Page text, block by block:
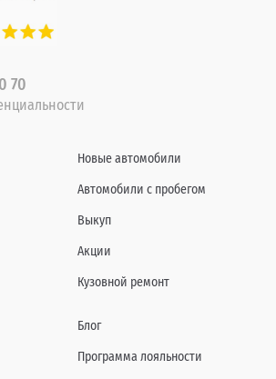
70
Новые автомобили
Автомобили с пробегом
Выкуп
Акции
Кузовной ремонт
Блог
Программа лояльности